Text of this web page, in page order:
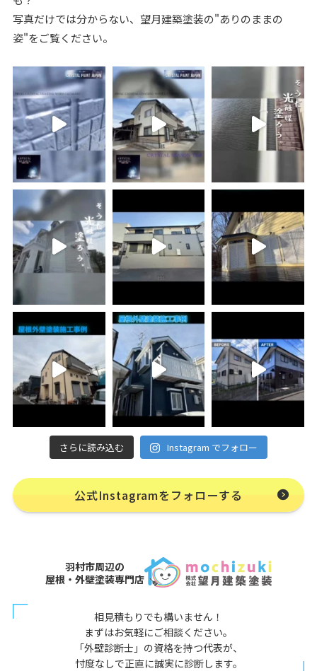
写真だけでは分からない、望月建築塗装の"ありのままの
姿"をご覧ください。
さらに読み込む Instagram でフォロー
公式Instagramをフォローする
羽村市周辺の
屋根・外壁塗装専門店
相見積もりでも構いません！
まずはお気軽にご相談ください。
「外壁診断士」の資格を持つ代表が、
忖度なしで正直に誠実に診断します。